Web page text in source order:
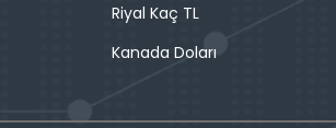
Riyal Kaç TL
Kanada Doları